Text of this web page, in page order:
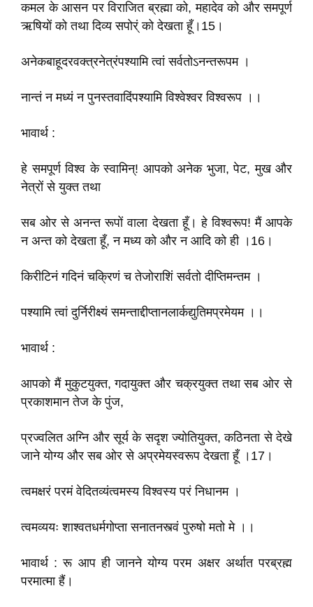
कमल के आसन पर विराजित ब्रह्मा को, महादेव को और समपूर्ण
ऋषियों को तथा दिव्य सपोर्ं को देखता हूँ।15।
अनेकबाहूदरवक्त्रनेत्रंपश्यामि त्वां सर्वतोऽनन्तरूपम ।
नान्तं न मध्यं न पुनस्तवादिंपश्यामि विश्वेश्वर विश्वरूप ।।
भावार्थ :
हे समपूर्ण विश्व के स्वामिन्! आपको अनेक भुजा, पेट, मुख और
नेत्रों से युक्त तथा
सब ओर से अनन्त रूपों वाला देखता हूँ। हे विश्वरूप! मैं आपके
न अन्त को देखता हूँ, न मध्य को और न आदि को ही ।16।
किरीटिनं गदिनं चक्रिणं च तेजोराशिं सर्वतो दीप्तिमन्तम ।
पश्यामि त्वां दुर्निरीक्ष्यं समन्ताद्दीप्तानलार्कद्युतिमप्रमेयम ।।
भावार्थ :
आपको मैं मुकुटयुक्त, गदायुक्त और चक्रयुक्त तथा सब ओर से
प्रकाशमान तेज के पुंज,
प्रज्वलित अग्नि और सूर्य के सदृश ज्योतियुक्त, कठिनता से देखे
जाने योग्य और सब ओर से अप्रमेयस्वरूप देखता हूँ ।17।
त्वमक्षरं परमं वेदितव्यंत्वमस्य विश्वस्य परं निधानम ।
त्वमव्ययः शाश्वतधर्मगोप्ता सनातनस्त्वं पुरुषो मतो मे ।।
भावार्थ : रू आप ही जानने योग्य परम अक्षर अर्थात परब्रह्म
परमात्मा हैं।